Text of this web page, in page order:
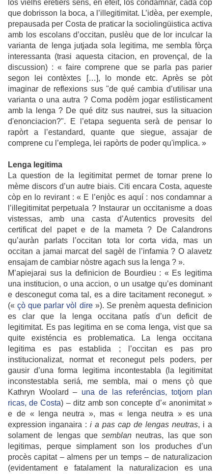
los vièlhs eretièrs sens, en efeit, los condamnar, cada còp
que dobrisson la boca, a l’illegitimitat. L’idèa, per exemple,
prepausada per Costa de praticar la sociolingüistica activa
amb los escolans d’occitan, puslèu que de lor inculcar la
varianta de lenga jutjada sola legitima, me sembla fòrça
interessanta (trasi aquesta citacion, en provençal, de la
discussion) : « faire comprene que se parla pas parier
segon lei contèxtes […], lo monde etc. Après se pòt
imaginar de reflexions sus "de qué cambia d’utilisar una
varianta o una autra ? Coma podèm jogar estilisticament
amb la lenga ? De qué ditz sus nautrei, sus la situacion
d'enonciacion?". E l’etapa seguenta serà de pensar lo
rapòrt a l’estandard, quante que siegue, assajar de
comprene cu l’emplega, lei rapòrts de poder qu'implica. »
Lenga legitima
La question de la legitimitat permet de tornar prene lo
mème discors d’un autre biais. Citi encara Costa, aqueste
còp en lo revirant : « E l’enjòc es aquí : nos condamnar a
l’illegitimitat perpetuala ? Instaurar un occitanisme a doas
vistessas, amb una casta d’Autentics provesits del
certificat del papet e de la mameta ? De Calandrons
qu’auràn parlats l’occitan tota lor corta vida, mas un
occitan a jamai marcat del sagèl de l’infamia ? O alavetz
ensajam de cambiar nòstre agach sus la lenga ? ».
M’apiejarai sus la definicion de Bourdieu : « Es legitima
una institucion, o una accion, o un usatge qu’es dominant
e desconegut coma tal, es a dire tacitament reconegut. »
(«çò que parlar vòl dire »). Se prenèm aquesta definicion
es clar que la lenga occitana patís d’un deficit de
legitimitat. Es pas legitima en se coma lenga, vist que sa
quite existéncia es problematica. La lenga occitana
legitima es pas establida ; l’occitan es pas pro
institucionalizat, normat et reconegut pels poders, per
gausir d’una forma legitima incontestabla (la legitimitat
inconstestabla seriá, me sembla, mai o mens çò que
Kathryn Woolard – una de las referéncias, totjorn plan
ricas, de Costa) – ditz amb son concepte d’« anonimitat »
e de « lenga neutra », mas « lenga neutra » es una
expression inganaira : i a pas cap de lengas neutras, i a
solament de lengas que semblan neutras, las que son
legitimas, perque simplament son los produches d’un
procès capitat – almens per un temps – de naturalizacion
(evidentament e fatalament la naturalizacion es una